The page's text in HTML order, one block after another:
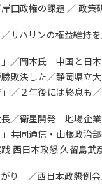
田政権の課題 ／ 政策
サハリンの権益維持
／岡本氏 中国と日
敗決した／静岡県立
２年後には終息も
／衛星開発 地場企
共同通信・山根政治
西日本政懇 久留島
」／西日本政懇例会